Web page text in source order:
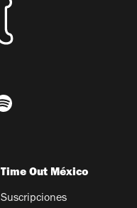
Time Out México
Suscripciones